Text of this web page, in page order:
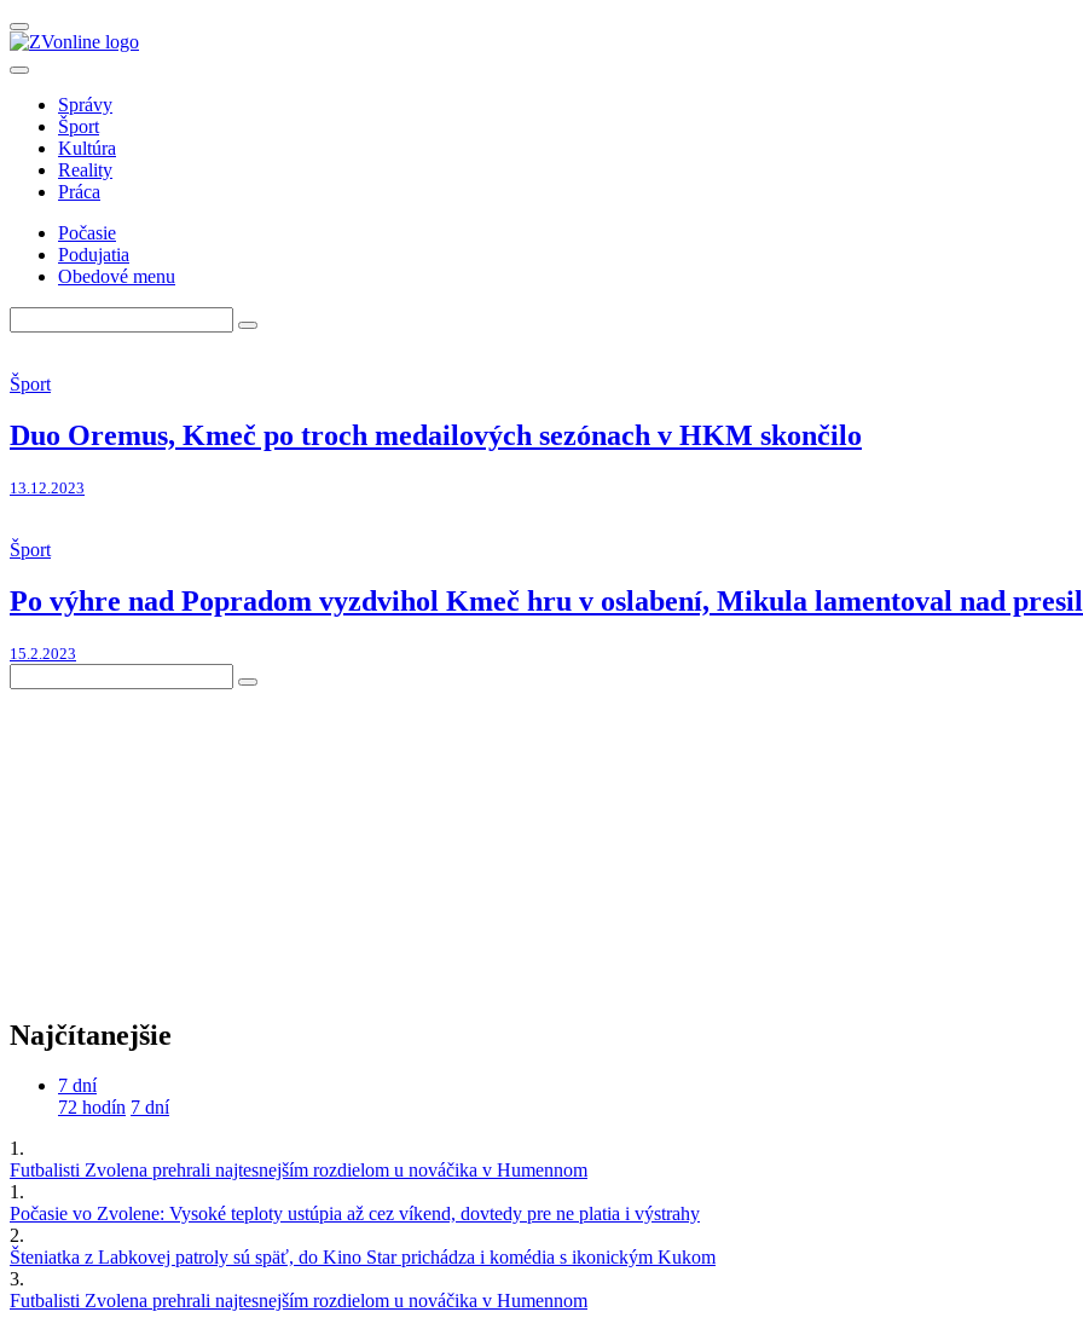
Správy
Šport
Kultúra
Reality
Práca
Počasie
Podujatia
Obedové menu
Šport
Duo Oremus, Kmeč po troch medailových sezónach v HKM skončilo
13.12.2023
Šport
Po výhre nad Popradom vyzdvihol Kmeč hru v oslabení, Mikula lamentoval nad
15.2.2023
Najčítanejšie
7 dní
72 hodín 7 dní
1.
Futbalisti Zvolena prehrali najtesnejším rozdielom u nováčika v Humennom
1.
Počasie vo Zvolene: Vysoké teploty ustúpia až cez víkend, dovtedy pre ne platia i výstrahy
2.
Šteniatka z Labkovej patroly sú späť, do Kino Star prichádza i komédia s ikonickým Kukom
3.
Futbalisti Zvolena prehrali najtesnejším rozdielom u nováčika v Humennom